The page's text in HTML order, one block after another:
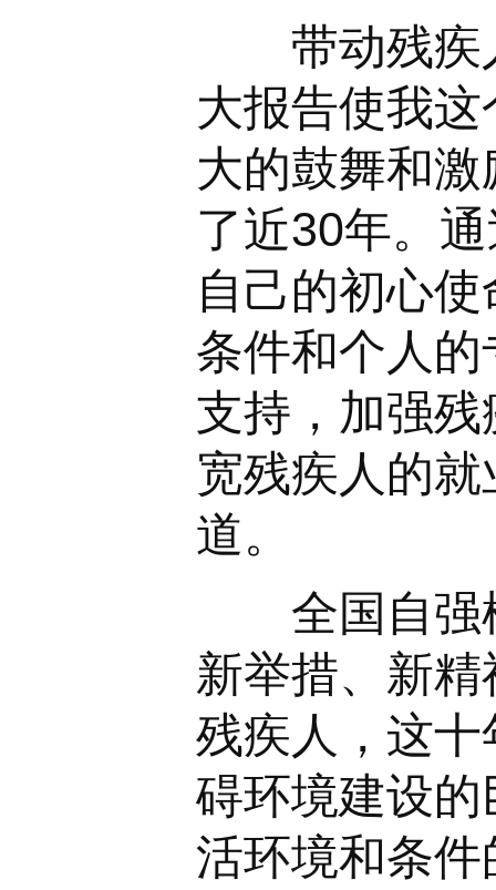
带动残疾人
大报告使我
大的鼓舞和
了近30年。
自己的初心
条件和个人
支持，加强
宽残疾人的
道。
全国自强模
新举措、新
残疾人，这
碍环境建设
活环境和条